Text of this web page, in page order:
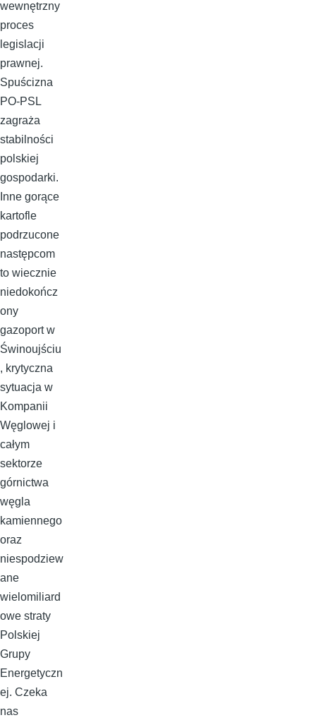
wewnętrzny
proces
legislacji
prawnej.
Spuścizna
PO-PSL
zagraża
stabilności
polskiej
gospodarki.
Inne gorące
kartofle
podrzucone
następcom
to wiecznie
niedokończ
ony
gazoport w
Świnoujściu
, krytyczna
sytuacja w
Kompanii
Węglowej i
całym
sektorze
górnictwa
węgla
kamiennego
oraz
niespodziew
ane
wielomiliard
owe straty
Polskiej
Grupy
Energetyczn
ej. Czeka
nas